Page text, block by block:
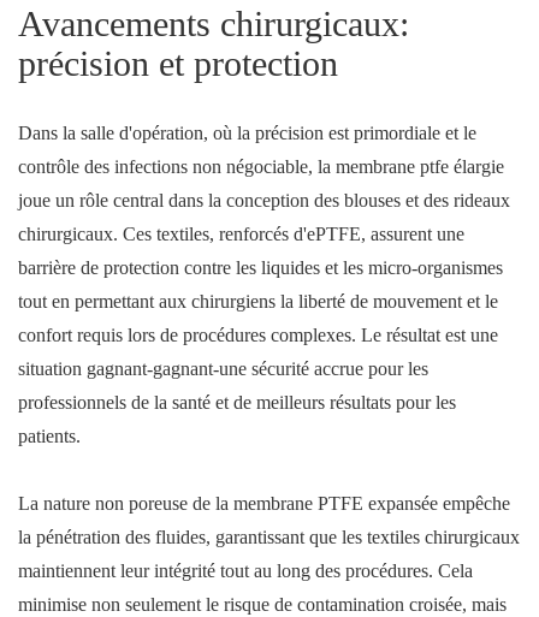
Avancements chirurgicaux:
précision et protection
Dans la salle d'opération, où la précision est primordiale et le
contrôle des infections non négociable, la membrane ptfe élargie
joue un rôle central dans la conception des blouses et des rideaux
chirurgicaux. Ces textiles, renforcés d'ePTFE, assurent une
barrière de protection contre les liquides et les micro-organismes
tout en permettant aux chirurgiens la liberté de mouvement et le
confort requis lors de procédures complexes. Le résultat est une
situation gagnant-gagnant-une sécurité accrue pour les
professionnels de la santé et de meilleurs résultats pour les
patients.
La nature non poreuse de la membrane PTFE expansée empêche
la pénétration des fluides, garantissant que les textiles chirurgicaux
maintiennent leur intégrité tout au long des procédures. Cela
minimise non seulement le risque de contamination croisée, mais